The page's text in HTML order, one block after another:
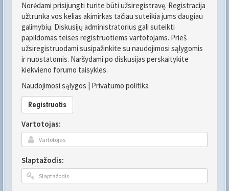
Norėdami prisijungti turite būti užsiregistravę. Registracija
užtrunka vos kelias akimirkas tačiau suteikia jums daugiau
galimybių. Diskusijų administratorius gali suteikti
papildomas teises registruotiems vartotojams. Prieš
užsiregistruodami susipažinkite su naudojimosi sąlygomis
ir nuostatomis. Naršydami po diskusijas perskaitykite
kiekvieno forumo taisykles.
Naudojimosi sąlygos | Privatumo politika
Registruotis
Vartotojas:
Slaptažodis: